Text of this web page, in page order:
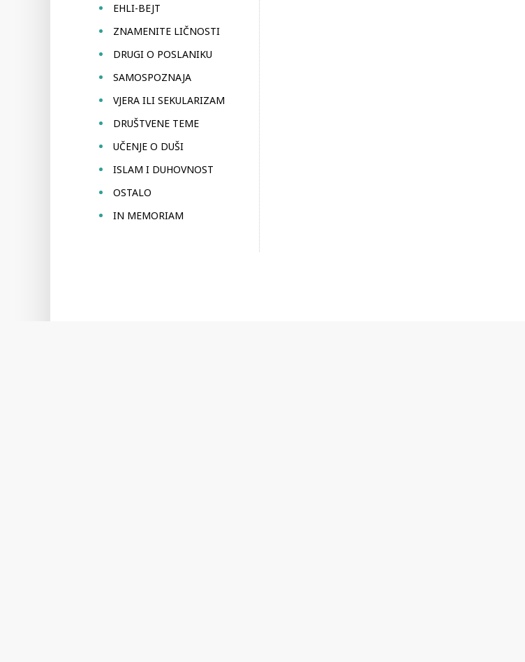
EHLI-BEJT
ZNAMENITE LIČNOSTI
DRUGI O POSLANIKU
SAMOSPOZNAJA
VJERA ILI SEKULARIZAM
DRUŠTVENE TEME
UČENJE O DUŠI
ISLAM I DUHOVNOST
OSTALO
IN MEMORIAM